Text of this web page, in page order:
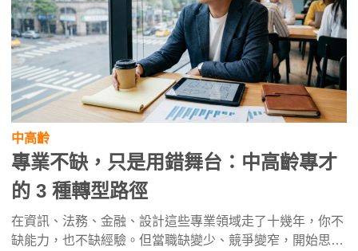
中高齡
專業不缺，只是用錯舞台：中高齡專才
的 3 種轉型路徑
在資訊、法務、金融、設計這些專業領域走了十幾年，你不
缺能力，也不缺經驗。但當職缺變少、競爭變窄，開始思考